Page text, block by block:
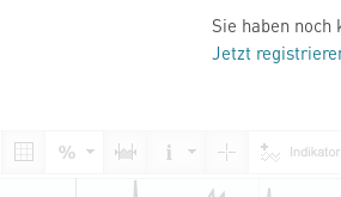
Sie haben noch
Jetzt